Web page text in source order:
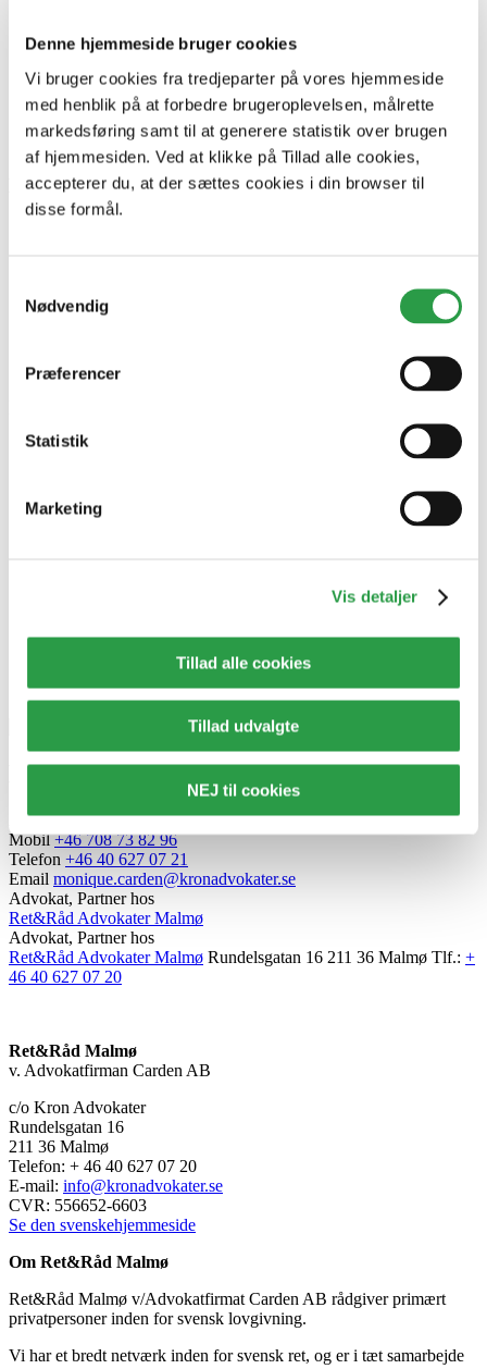
Denne hjemmeside bruger cookies
Vi bruger cookies fra tredjeparter på vores hjemmeside
med henblik på at forbedre brugeroplevelsen, målrette
markedsføring samt til at generere statistik over brugen
af hjemmesiden. Ved at klikke på Tillad alle cookies,
accepterer du, at der sættes cookies i din browser til
disse formål.
Nødvendig
Præferencer
Statistik
Marketing
Vis detaljer
Tillad alle cookies
Tillad udvalgte
NEJ til cookies
Køge
Næstved
Hovedstaden
Hillerød
Rønne
Hamborg
Benyt vores kort til at finde dit lokale kontor:
Find dit kontor
Monique Carden
Advokat, Partner
Mobil +46 708 73 82 96
Telefon +46 40 627 07 21
Email monique.carden@kronadvokater.se
Advokat, Partner hos
Ret&Råd Advokater Malmø
Advokat, Partner hos
Ret&Råd Advokater Malmø Rundelsgatan 16 211 36 Malmø Tlf.: +
46 40 627 07 20
Ret&Råd Malmø
v. Advokatfirman Carden AB
c/o Kron Advokater
Rundelsgatan 16
211 36 Malmø
Telefon: + 46 40 627 07 20
E-mail: info@kronadvokater.se
CVR: 556652-6603
Se den svenskehjemmeside
Om Ret&Råd Malmø
Ret&Råd Malmø v/Advokatfirmat Carden AB rådgiver primært
privatpersoner inden for svensk lovgivning.
Vi har et bredt netværk inden for svensk ret, og er i tæt samarbejde